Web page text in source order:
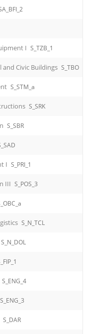
I S_TZB_1
and Civic Buildings S_TBO
S_STM_a
S_SRK
S_SBR
I S_PRI_1
III S_POS_3
S_N_TCL
S_N_DOL
S_ENG_4
S_ENG_3
S_DAR